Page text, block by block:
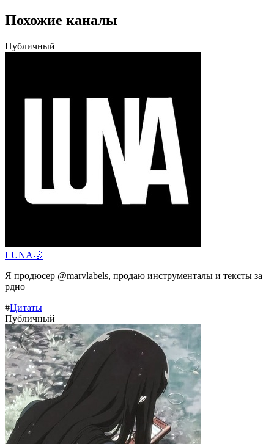
Похожие каналы
Публичный
LUNA🌙
Я продюсер @marvlabels, продаю инструменталы и тексты за
рдно
#Цитаты
Публичный